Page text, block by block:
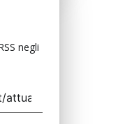
negli